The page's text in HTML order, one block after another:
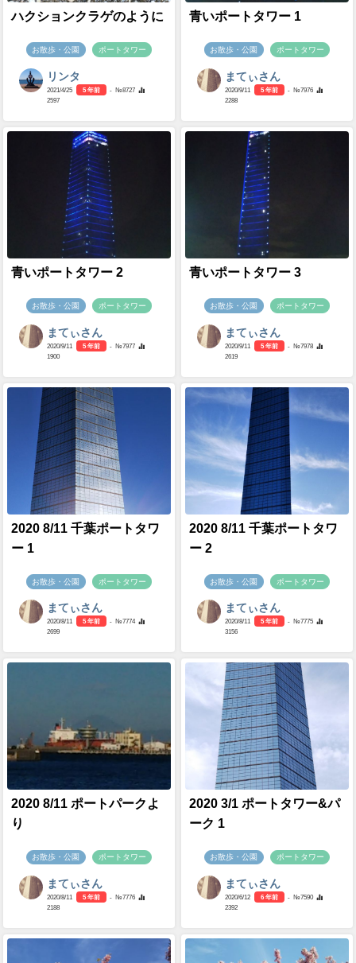
ハクションクラゲのように
お散歩・公園 ポートタワー
リンタ
2021/4/25 5 年前
- №8727
2597
青いポートタワー 1
お散歩・公園 ポートタワー
まてぃさん
2020/9/11 5 年前
- №7976
2288
青いポートタワー 2
お散歩・公園 ポートタワー
まてぃさん
2020/9/11 5 年前
- №7977
1900
青いポートタワー 3
お散歩・公園 ポートタワー
まてぃさん
2020/9/11 5 年前
- №7978
2619
2020 8/11 千葉ポートタワ
ー 1
お散歩・公園 ポートタワー
まてぃさん
2020/8/11 5 年前
- №7774
2699
2020 8/11 千葉ポートタワ
ー 2
お散歩・公園 ポートタワー
まてぃさん
2020/8/11 5 年前
- №7775
3156
2020 8/11 ポートパークよ
り
お散歩・公園 ポートタワー
まてぃさん
2020/8/11 5 年前
- №7776
2188
2020 3/1 ポートタワー&パ
ーク 1
お散歩・公園 ポートタワー
まてぃさん
2020/6/12 6 年前
- №7590
2392